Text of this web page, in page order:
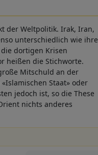
der Weltpolitik. Irak, Iran,
unterschiedlich wie ihre
dortigen Krisen
heißen die Stichworte.
Mitschuld an der
Staat» oder
jedoch ist, so die These
nichts anderes